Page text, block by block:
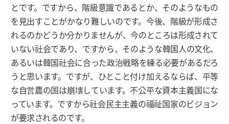
とです。ですから、階級意識であるとか、そのようなもの
を見出すことがかなり難しいのです。今後、階級が形成さ
れるのかどうか分かりませんが、今のところは形成されて
いない社会であり、ですから、そのような韓国人の文化、
あるいは韓国社会に合った政治戦略を練る必要があるだろ
うと思います。ですが、ひとこと付け加えるならば、平等
な自営農の国は崩壊しています。不公平な資本主義国にな
っています。ですから社会民主主義の福祉国家のビジョン
が要求されるのです。